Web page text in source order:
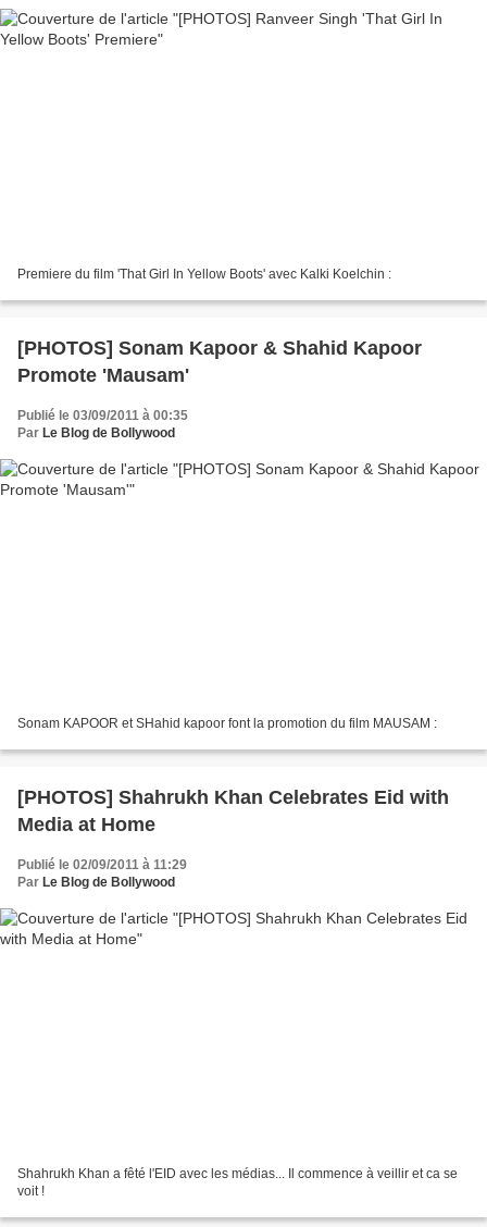
Premiere du film 'That Girl In Yellow Boots' avec Kalki Koelchin :
[PHOTOS] Sonam Kapoor & Shahid Kapoor
Promote 'Mausam'
Publié le 03/09/2011 à 00:35
Par Le Blog de Bollywood
Sonam KAPOOR et SHahid kapoor font la promotion du film MAUSAM :
[PHOTOS] Shahrukh Khan Celebrates Eid with
Media at Home
Publié le 02/09/2011 à 11:29
Par Le Blog de Bollywood
Shahrukh Khan a fêté l'EID avec les médias... Il commence à veillir et ca se
voit !